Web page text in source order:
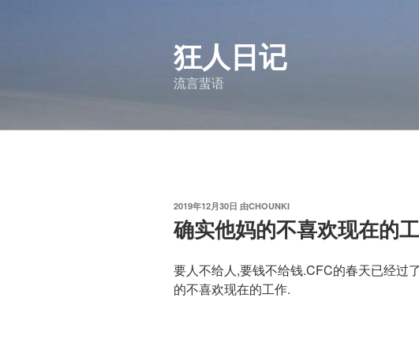
狂人日记
流言蜚语
发
于
2019年12月30日 由CHOUNKI
确实他妈的不喜欢现在的
要人不给人,要钱不给钱.CFC的春天已经过
的不喜欢现在的工作.